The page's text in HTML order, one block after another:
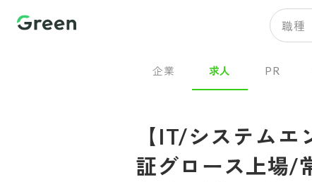
職種
企業 求人 PR
【IT/システム
証グロース上場/